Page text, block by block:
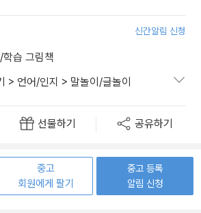
신간알림 신청
학습 그림책
> 언어/인지 > 말놀이/글놀이
선물하기 공유하기
중고
회원에게 팔기
중고 등록
알림 신청